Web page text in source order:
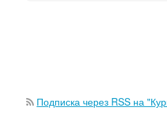
Подписка через RSS на